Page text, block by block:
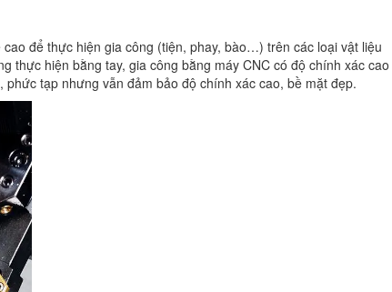
để thực hiện gia công (tiện, phay, bào…) trên các loại vật liệu
thực hiện bằng tay, gia công bằng máy CNC có độ chính xác cao
tạp nhưng vẫn đảm bảo độ chính xác cao, bề mặt đẹp.